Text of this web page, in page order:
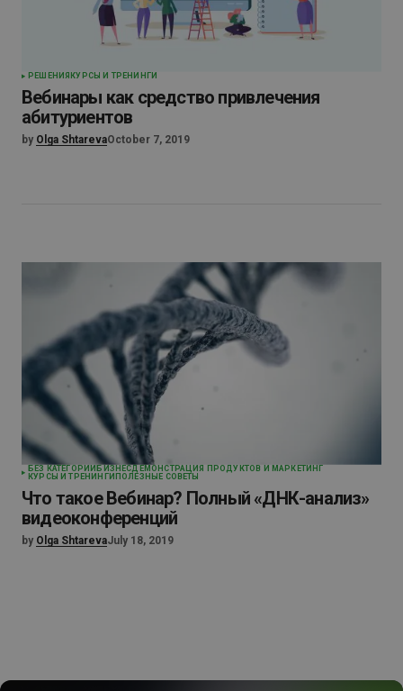
PЕШЕНИЯ КУРСЫ И ТРЕНИНГИ
Вебинары как средство привлечения
абитуриентов
by Olga ShtarevaOctober 7, 2019
БЕЗ КАТЕГОРИИ БИЗНЕСДЕМОНСТРАЦИЯ ПРОДУКТОВ И МАРКЕТИНГ
КУРСЫ И ТРЕНИНГИ ПОЛЕЗНЫЕ СОВЕТЫ
Что такое Вебинар? Полный «ДНК-анализ»
видеоконференций
by Olga ShtarevaJuly 18, 2019